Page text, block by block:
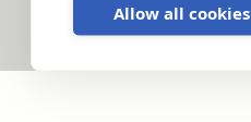
Allow all cookies